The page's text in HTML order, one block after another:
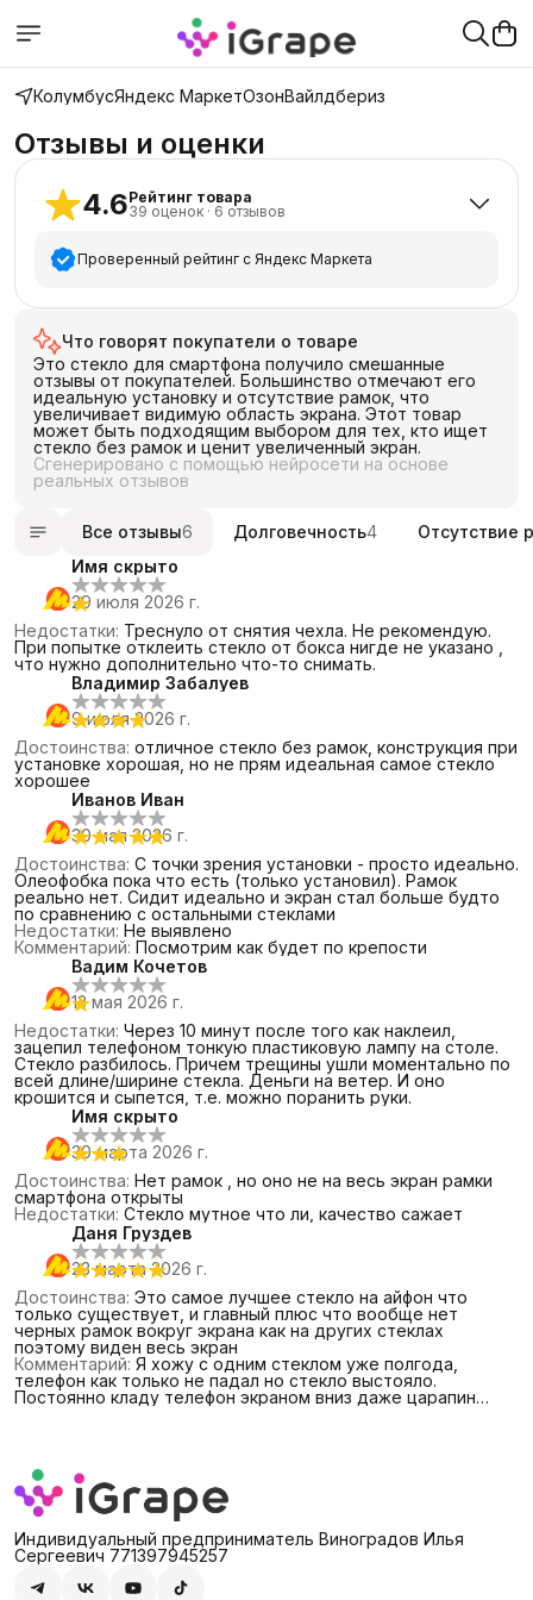
КолумбусЯндекс МаркетОзонВайлдбериз
Отзывы и оценки
4.6Рейтинг товара
39 оценок · 6 отзывов
Проверенный рейтинг с Яндекс Маркета
4 звезды
3 звезды
2 звезды
1 звезда 2
Что говорят покупатели о товаре
Это стекло для смартфона получило смешанные
отзывы от покупателей. Большинство отмечают его
идеальную установку и отсутствие рамок, что
увеличивает видимую область экрана. Этот товар
может быть подходящим выбором для тех, кто ищет
стекло без рамок и ценит увеличенный экран.
Сгенерировано с помощью нейросети на основе
реальных отзывов
Все отзывы6 Долговечность4
Отсутствие
Имя скрыто
29 июля 2026 г.
Недостатки: Треснуло от снятия чехла. Не рекомендую.
При попытке отклеить стекло от бокса нигде не указано ,
что нужно дополнительно что-то снимать.
Владимир Забалуев
9 июля 2026 г.
Достоинства: отличное стекло без рамок, конструкция при
установке хорошая, но не прям идеальная самое стекло
хорошее
Иванов Иван
30 мая 2026 г.
Достоинства: С точки зрения установки - просто идеально.
Олеофобка пока что есть (только установил). Рамок
реально нет. Сидит идеально и экран стал больше будто
по сравнению с остальными стеклами
Недостатки: Не выявлено
Комментарий: Посмотрим как будет по крепости
Вадим Кочетов
13 мая 2026 г.
Недостатки: Через 10 минут после того как наклеил,
зацепил телефоном тонкую пластиковую лампу на столе.
Стекло разбилось. Причем трещины ушли моментально по
всей длине/ширине стекла. Деньги на ветер. И оно
крошится и сыпется, т.е. можно поранить руки.
Имя скрыто
30 марта 2026 г.
Достоинства: Нет рамок , но оно не на весь экран рамки
смартфона открыты
Недостатки: Стекло мутное что ли, качество сажает
Даня Груздев
23 марта 2026 г.
Достоинства: Это самое лучшее стекло на айфон что
только существует, и главный плюс что вообще нет
черных рамок вокруг экрана как на других стеклах
поэтому виден весь экран
Комментарий: Я хожу с одним стеклом уже полгода,
телефон как только не падал но стекло выстояло.
Постоянно кладу телефон экраном вниз даже царапин
Индивидуальный предприниматель Виноградов Илья
Сергеевич 771397945257